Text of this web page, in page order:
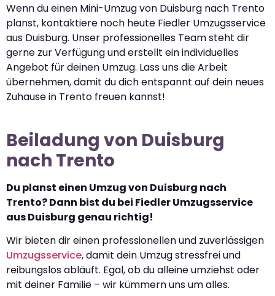
Wenn du einen Mini-Umzug von Duisburg nach Trento
planst, kontaktiere noch heute Fiedler Umzugsservice
aus Duisburg. Unser professionelles Team steht dir
gerne zur Verfügung und erstellt ein individuelles
Angebot für deinen Umzug. Lass uns die Arbeit
übernehmen, damit du dich entspannt auf dein neues
Zuhause in Trento freuen kannst!
Beiladung von Duisburg
nach Trento
Du planst einen Umzug von Duisburg nach
Trento? Dann bist du bei Fiedler Umzugsservice
aus Duisburg genau richtig!
Wir bieten dir einen professionellen und zuverlässigen
Umzugsservice, damit dein Umzug stressfrei und
reibungslos abläuft. Egal, ob du alleine umziehst oder
mit deiner Familie – wir kümmern uns um alles.